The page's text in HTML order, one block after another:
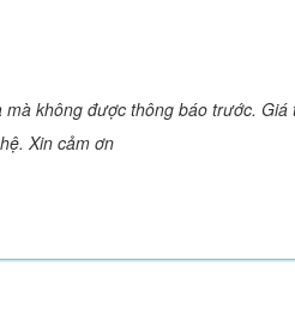
không được thông báo trước. Giá
Xin cảm ơn